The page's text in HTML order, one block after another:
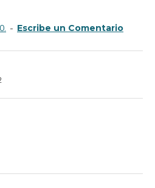
- Escribe un Comentario